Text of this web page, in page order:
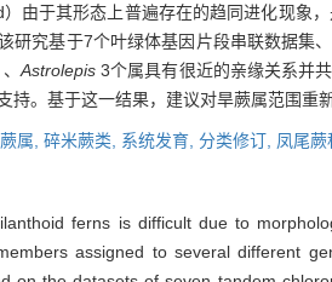
由于其形态上普遍存在的趋同进化现象
研究基于7个叶绿体基因片段串联数据集
Astrolepis3个属具有很近的亲缘关系并
持。基于这一结果，建议对旱蕨属范围重
属, 碎米蕨类, 系统发育, 分类修订, 凤尾蕨
ferns is difficult due to
assigned to several different